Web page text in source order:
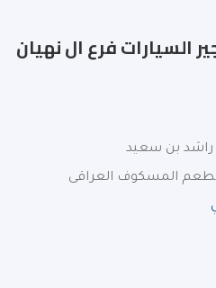
السيارات فرع ال نهيان
راشد بن سعيد
المسكوف العراقى